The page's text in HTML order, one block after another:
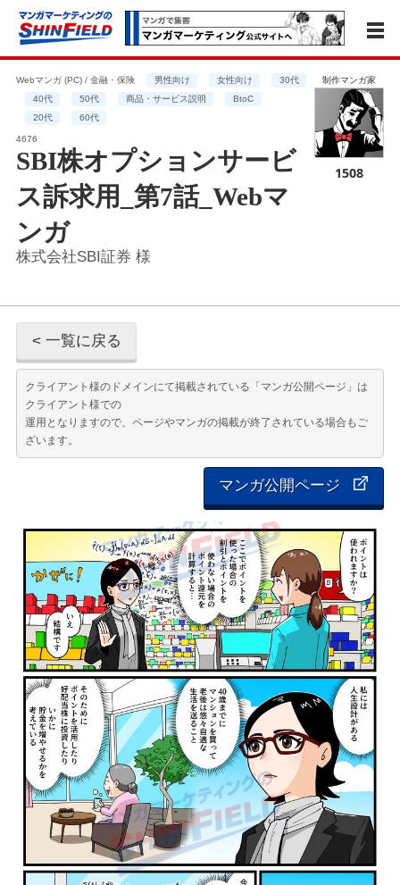
Webマンガ (PC) / 金融・保険 男性向け 女性向け
30代
40代
50代 商品・サービス説明
BtoC
20代
60代
4676
SBI株オプションサービ
ス訴求用_第7話_Webマ
ンガ
株式会社SBI証券 様
制作マンガ家
1508
< 一覧に戻る
クライアント様のドメインにて掲載されている「マンガ公開ページ」は
クライアント様での
運用となりますので、ページやマンガの掲載が終了されている場合もご
ざいます。
マンガ公開ページ